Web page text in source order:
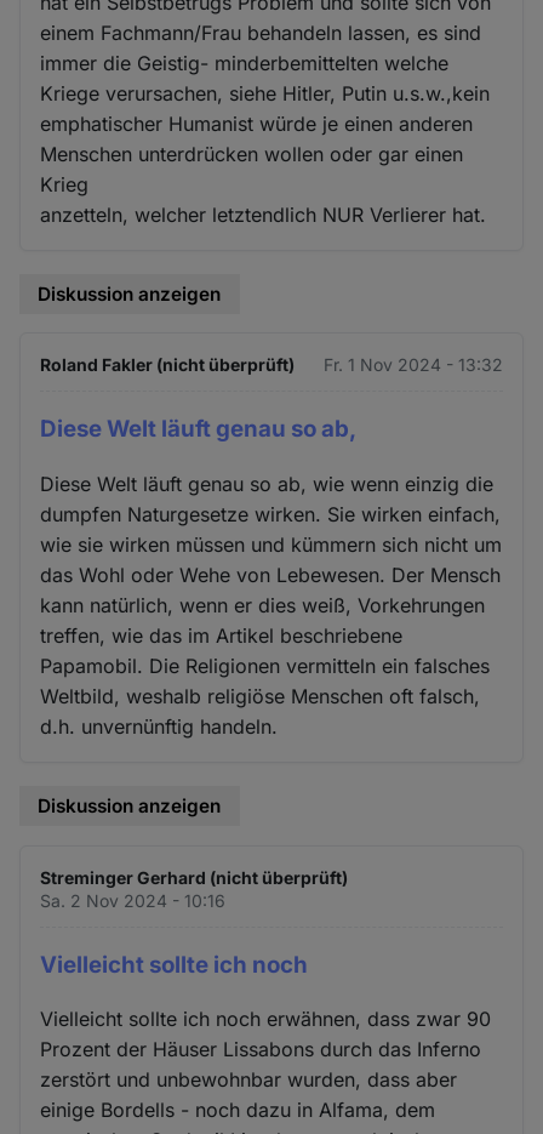
einem Fachmann/Frau behandeln lassen, es sind
immer die Geistig- minderbemittelten welche
Kriege verursachen, siehe Hitler, Putin u.s.w.,kein
emphatischer Humanist würde je einen anderen
Menschen unterdrücken wollen oder gar einen
Krieg
anzetteln, welcher letztendlich NUR Verlierer hat.
Diskussion anzeigen
Roland Fakler (nicht überprüft) Fr. 1 Nov 2024 - 13:32
Diese Welt läuft genau so ab,
Diese Welt läuft genau so ab, wie wenn einzig die
dumpfen Naturgesetze wirken. Sie wirken einfach,
wie sie wirken müssen und kümmern sich nicht um
das Wohl oder Wehe von Lebewesen. Der Mensch
kann natürlich, wenn er dies weiß, Vorkehrungen
treffen, wie das im Artikel beschriebene
Papamobil. Die Religionen vermitteln ein falsches
Weltbild, weshalb religiöse Menschen oft falsch,
d.h. unvernünftig handeln.
Diskussion anzeigen
Streminger Gerhard (nicht überprüft)
Sa. 2 Nov 2024 - 10:16
Vielleicht sollte ich noch
Vielleicht sollte ich noch erwähnen, dass zwar 90
Prozent der Häuser Lissabons durch das Inferno
zerstört und unbewohnbar wurden, dass aber
einige Bordells - noch dazu in Alfama, dem